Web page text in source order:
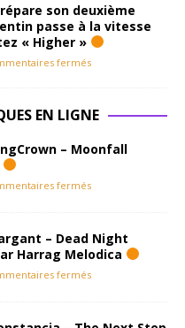
son deuxième
passe à la vitesse
« Higher »
fermés
EN LIGNE
– Moonfall
fermés
– Dead Night
Harrag Melodica
fermés